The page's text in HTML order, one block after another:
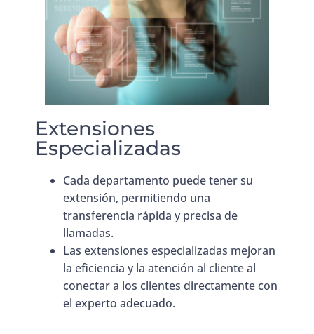
Extensiones
Especializadas
Cada departamento puede tener su
extensión, permitiendo una
transferencia rápida y precisa de
llamadas.
Las extensiones especializadas mejoran
la eficiencia y la atención al cliente al
conectar a los clientes directamente con
el experto adecuado.